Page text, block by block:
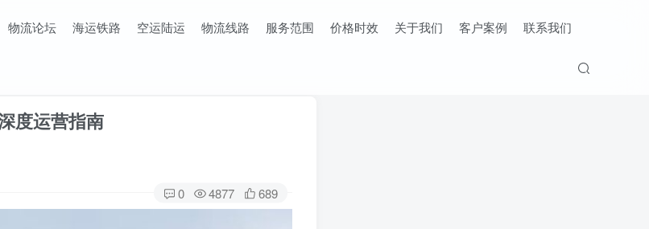
物流论坛 海运铁路 空运陆运 物流线路 服务范围 价格时效 关于我们 客户案例 联系我们
度运营指南
0 4877 689